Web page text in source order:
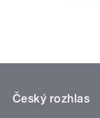
Český rozhlas